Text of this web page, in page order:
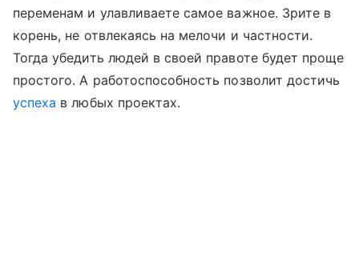
переменам и улавливаете самое важное. Зрите в
корень, не отвлекаясь на мелочи и частности.
Тогда убедить людей в своей правоте будет проще
простого. А работоспособность позволит достичь
успеха в любых проектах.